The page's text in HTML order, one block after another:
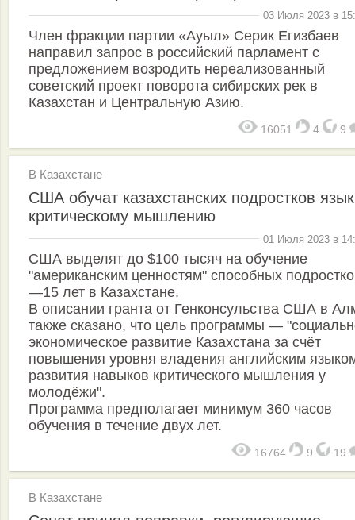
03 Июля 2023 в
Член фракции партии «Ауыл» Серик Егизбаев
направил запрос в российский парламент с
предложением возродить нереализованный
советский проект поворота сибирских рек в
Казахстан и Центральную Азию.
16051 4 9
В Казахстане
США обучат казахстанских подростков
критическому мышлению
01 Июля 2023 в
США выделят до $100 тысяч на обучение
"американским ценностям" способных
—15 лет в Казахстане.
В описании гранта от Генконсульства США в
также сказано, что цель программы —
экономическое развитие Казахстана за счёт
повышения уровня владения английским
развития навыков критического мышления у
молодёжи".
Программа предполагает минимум 360 часов
обучения в течение двух лет.
16764 9 19
В Казахстане